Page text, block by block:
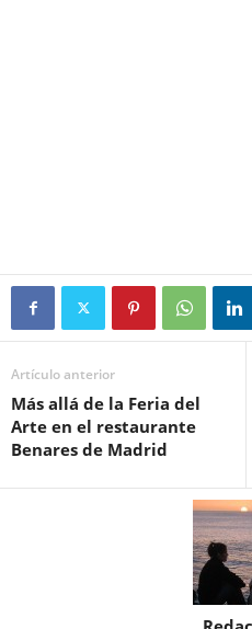
Artículo anterior
Más allá de la Feria del
Arte en el restaurante
Benares de Madrid